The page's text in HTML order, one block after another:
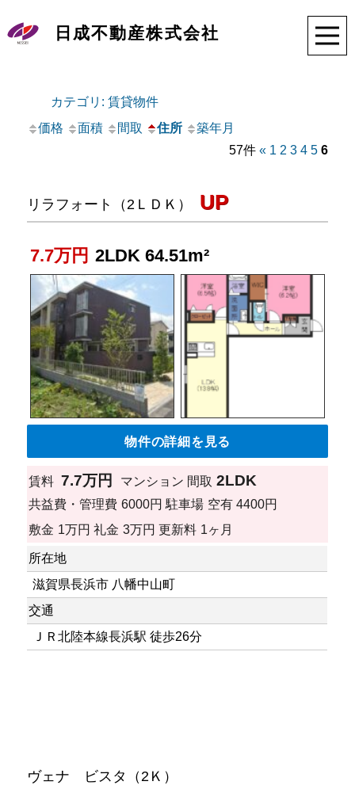
日成不動産株式会社
カテゴリ: 賃貸物件
価格 面積 間取 住所
築年月
57件 « 1 2 3 4 5 6
リラフォート（2ＬＤＫ） UP
7.7万円 2LDK 64.51m²
物件の詳細を見る
賃料 7.7万円 マンション 間取 2LDK
共益費・管理費 6000円 駐車場 空有 4400円
敷金 1万円 礼金 3万円 更新料 1ヶ月
所在地
滋賀県長浜市 八幡中山町
交通
ＪＲ北陸本線長浜駅 徒歩26分
ヴェナ ビスタ（2Ｋ）